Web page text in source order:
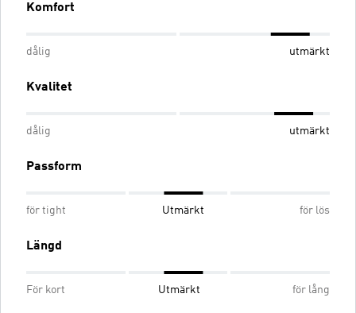
Komfort
dålig utmärkt
Kvalitet
dålig utmärkt
Passform
för tight Utmärkt för lös
Längd
För kort Utmärkt för lång